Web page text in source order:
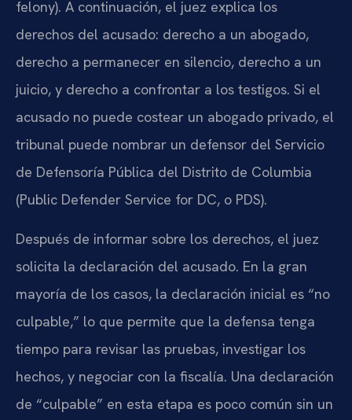
felony). A continuación, el juez explica los
derechos del acusado: derecho a un abogado,
derecho a permanecer en silencio, derecho a un
juicio, y derecho a confrontar a los testigos. Si el
acusado no puede costear un abogado privado, el
tribunal puede nombrar un defensor del Servicio
de Defensoría Pública del Distrito de Columbia
(Public Defender Service for DC, o PDS).
Después de informar sobre los derechos, el juez
solicita la declaración del acusado. En la gran
mayoría de los casos, la declaración inicial es “no
culpable,” lo que permite que la defensa tenga
tiempo para revisar las pruebas, investigar los
hechos, y negociar con la fiscalía. Una declaración
de “culpable” en esta etapa es poco común sin un